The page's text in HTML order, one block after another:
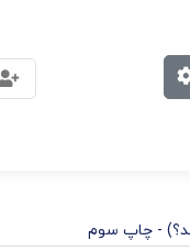
- چاپ سوم